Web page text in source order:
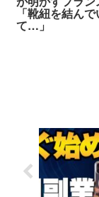
「靴紐を結んで
て…」